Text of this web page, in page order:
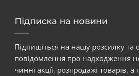
Підписка на новини
Підпишіться на нашу розсилку та
повідомлення про надходження
чинні акції, розпродажі товарів, а